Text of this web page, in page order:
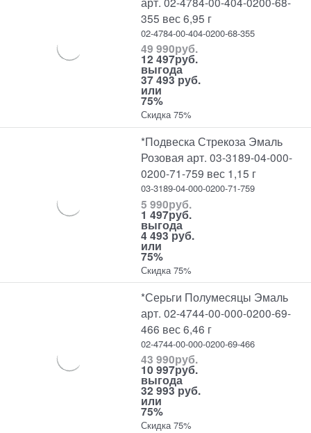
355 вес 6,95 г
02-4784-00-404-0200-68-355
49 990руб.
12 497руб.
выгода
37 493 руб.
или
75%
Скидка 75%
*Подвеска Стрекоза Эмаль
Розовая арт. 03-3189-04-000-
0200-71-759 вес 1,15 г
03-3189-04-000-0200-71-759
5 990руб.
1 497руб.
выгода
4 493 руб.
или
75%
Скидка 75%
*Серьги Полумесяцы Эмаль
арт. 02-4744-00-000-0200-69-
466 вес 6,46 г
02-4744-00-000-0200-69-466
43 990руб.
10 997руб.
выгода
32 993 руб.
или
75%
Скидка 75%